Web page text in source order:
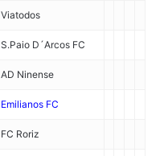
Viatodos
S.Paio D´Arcos FC
AD Ninense
Emilianos FC
FC Roriz